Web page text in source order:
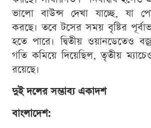
ভালো বাউন্স দেখা যাচ্ছে, যা
করছে। তবে টসের সময় বৃষ্টির
হতে পারে। দ্বিতীয় ওয়ানডেতেও
গতি কমিয়ে দিয়েছিল, তৃতীয়
রয়েছে।
দুই দলের সম্ভাব্য একাদশ
বাংলাদেশ: